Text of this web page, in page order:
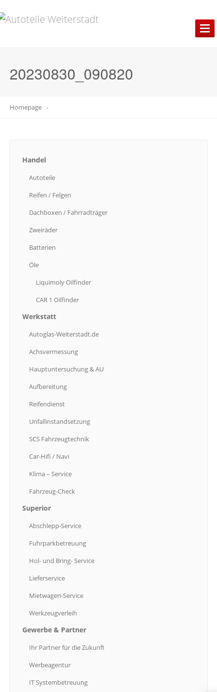
Reifen/ Felgen
Zweiräder
LiquimolyOilfinder
CAR1 Oilfinder
Achsvermessung
Hauptuntersuchung
Aufbereitung
Reifendienst
Unfallinstandsetzung
Fahrzeugtechnik
Lieferservice
Mietwagen-Service
Werkzeugverleih
GEWERBE& PARTNER
Partner für die Zukunft
Werbeagentur
Systembetreuung
Druck-Shop
UNTERNEHMEN
kfz-group
Impressum
ACHSVERMESSUNG
20230830_090820
Homepage
Handel
Autoteile
Reifen / Felgen
Dachboxen / Fahrradträger
Zweiräder
Batterien
Öle
LiquimolyOilfinder
CAR 1 Oilfinder
Werkstatt
Autoglas-Weiterstadt.de
Achsvermessung
Hauptuntersuchung& AU
Aufbereitung
Reifendienst
Unfallinstandsetzung
SCS Fahrzeugtechnik
Car-Hifi / Navi
Klima – Service
Fahrzeug-Check
Superior
Abschlepp-Service
Fuhrparkbetreuung
Hol- und Bring- Service
Lieferservice
Mietwagen-Service
Werkzeugverleih
Gewerbe & Partner
Ihr Partner für die Zukunft
Werbeagentur
ITSystembetreuung